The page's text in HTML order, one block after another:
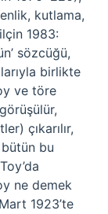
kutlama,
1983:
sözcüğü,
birlikte
ve töre
çıkarılır,
bütün bu
ne demek
1923’te